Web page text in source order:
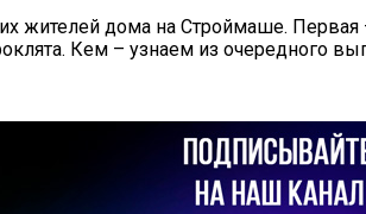
дома на Строймаше. Первая
Кем – узнаем из очередного